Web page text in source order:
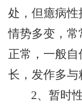
处，但癔病
情势多变，
正常，一般
长，发作多与
2、暂时